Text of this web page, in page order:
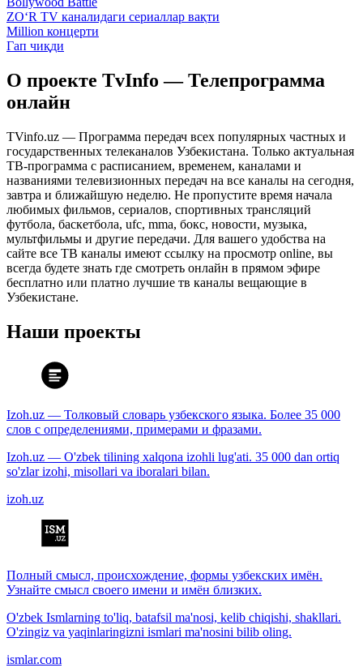
ZO‘R TV каналидаги сериаллар вақти
Million концерти
Гап чиқди
О проекте TvInfo — Телепрограмма
онлайн
TVinfo.uz — Программа передач всех популярных частных и
государственных телеканалов Узбекистана. Только актуальная
ТВ-программа с расписанием, временем, каналами и
названиями телевизионных передач на все каналы на сегодня,
завтра и ближайшую неделю. Не пропустите время начала
любимых фильмов, сериалов, спортивных трансляций
футбола, баскетбола, ufc, mma, бокс, новости, музыка,
мультфильмы и другие передачи. Для вашего удобства на
сайте все ТВ каналы имеют ссылку на просмотр online, вы
всегда будете знать где смотреть онлайн в прямом эфире
бесплатно или платно лучшие тв каналы вещающие в
Узбекистане.
Наши проекты
Izoh.uz — Толковый словарь узбекского языка. Более 35 000
слов с определениями, примерами и фразами.
Izoh.uz — O'zbek tilining xalqona izohli lug'ati. 35 000 dan ortiq
so'zlar izohi, misollari va iboralari bilan.
izoh.uz
Полный смысл, происхождение, формы узбекских имён.
Узнайте смысл своего имени и имён близких.
O'zbek Ismlarning to'liq, batafsil ma'nosi, kelib chiqishi, shakllari.
O'zingiz va yaqinlaringizni ismlari ma'nosini bilib oling.
ismlar.com